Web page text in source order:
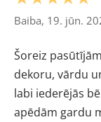
Baiba, 19. jūn.
Šoreiz
dekoru, vārdu
labi iederējās
apēdām gardu